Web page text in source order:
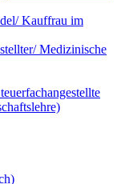
Kauffrau im
Medizinische